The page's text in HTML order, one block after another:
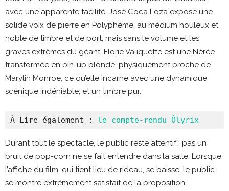
avec une apparente facilité. José Coca Loza expose une
solide voix de pierre en Polyphème, au médium houleux et
noble de timbre et de port, mais sans le volume et les
graves extrêmes du géant. Florie Valiquette est une Nérée
transformée en pin-up blonde, physiquement proche de
Marylin Monroe, ce qu’elle incarne avec une dynamique
scénique indéniable, et un timbre pur.
À Lire également : le compte-rendu Ôlyrix
Durant tout le spectacle, le public reste attentif : pas un
bruit de pop-corn ne se fait entendre dans la salle. Lorsque
l’affiche du film, qui tient lieu de rideau, se baisse, le public
se montre extrêmement satisfait de la proposition.